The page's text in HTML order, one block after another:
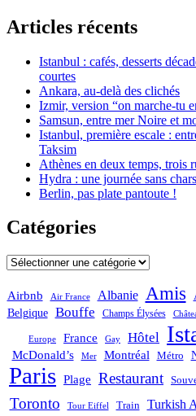
Articles récents
Istanbul : cafés, desserts
courtes
Ankara, au-delà des clichés
Izmir, version “on marche-tu
Samsun, entre mer Noire et
Istanbul, première escale :
Taksim
Athènes en deux temps, trois
Hydra : une journée sans
Berlin, pas plate pantoute !
Catégories
Catégories
Airbnb Air France Albanie Amis
Belgique Bouffe Champs Élysées
Europe France Gay Hôtel
McDonald’s Mer Montréal Métro
Paris Plage Restaurant
Toronto Tour Eiffel Train Turkish